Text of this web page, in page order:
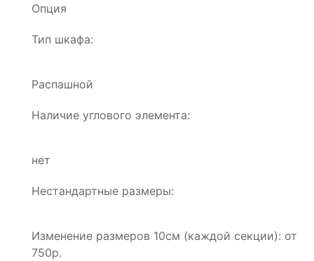
Опция
Тип шкафа:
Распашной
Наличие углового элемента:
нет
Нестандартные размеры:
Изменение размеров 10см (каждой секции): от
750р.